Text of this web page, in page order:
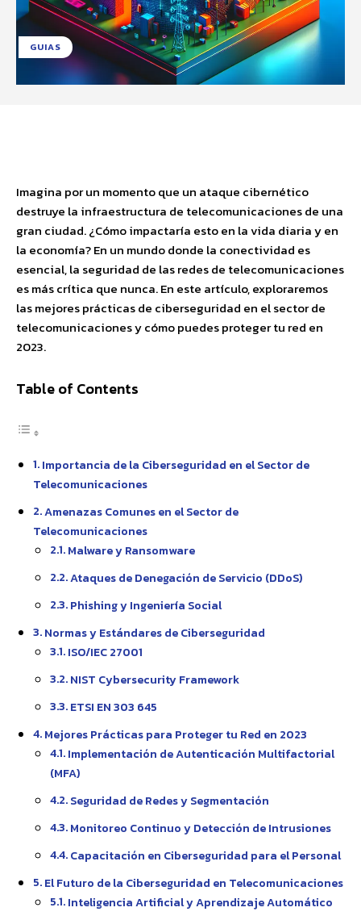
GUIAS
Imagina por un momento que un ataque cibernético
destruye la infraestructura de telecomunicaciones de una
gran ciudad. ¿Cómo impactaría esto en la vida diaria y en
la economía? En un mundo donde la conectividad es
esencial, la seguridad de las redes de telecomunicaciones
es más crítica que nunca. En este artículo, exploraremos
las mejores prácticas de ciberseguridad en el sector de
telecomunicaciones y cómo puedes proteger tu red en
2023.
Table of Contents
Importancia de la Ciberseguridad en el Sector de
Telecomunicaciones
Amenazas Comunes en el Sector de
Telecomunicaciones
Malware y Ransomware
Ataques de Denegación de Servicio (DDoS)
Phishing y Ingeniería Social
Normas y Estándares de Ciberseguridad
ISO/IEC 27001
NIST Cybersecurity Framework
ETSI EN 303 645
Mejores Prácticas para Proteger tu Red en 2023
Implementación de Autenticación Multifactorial
(MFA)
Seguridad de Redes y Segmentación
Monitoreo Continuo y Detección de Intrusiones
Capacitación en Ciberseguridad para el Personal
El Futuro de la Ciberseguridad en Telecomunicaciones
Inteligencia Artificial y Aprendizaje Automático